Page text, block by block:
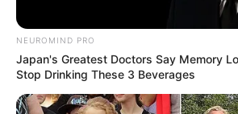
NEUROMIND PRO
Japan's Greatest Doctors Say Memory
Stop Drinking These 3 Beverages